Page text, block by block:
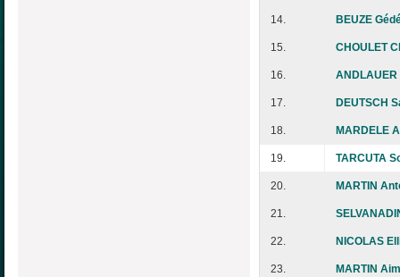
14. BEUZE
15. CHOULET
16. ANDLAUER
17. DEUTSCH
18. MARDELE
19. TARCUTA
20. MARTIN
21.
22. NICOLAS
23. MARTIN